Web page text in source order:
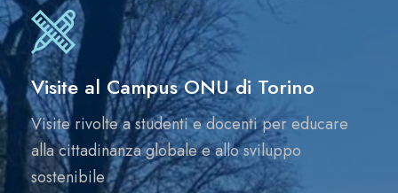
Visite al Campus ONU di Torino
Visite rivolte a studenti e docenti per educare
alla cittadinanza globale e allo sviluppo
sostenibile